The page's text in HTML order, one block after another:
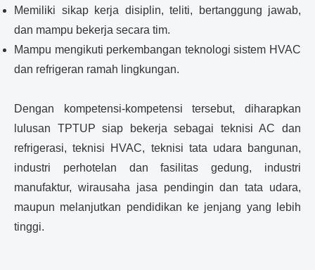
Memiliki sikap kerja disiplin, teliti, bertanggung jawab,
dan mampu bekerja secara tim.
Mampu mengikuti perkembangan teknologi sistem HVAC
dan refrigeran ramah lingkungan.
Dengan kompetensi-kompetensi tersebut, diharapkan
lulusan TPTUP siap bekerja sebagai teknisi AC dan
refrigerasi, teknisi HVAC, teknisi tata udara bangunan,
industri perhotelan dan fasilitas gedung, industri
manufaktur, wirausaha jasa pendingin dan tata udara,
maupun melanjutkan pendidikan ke jenjang yang lebih
tinggi.